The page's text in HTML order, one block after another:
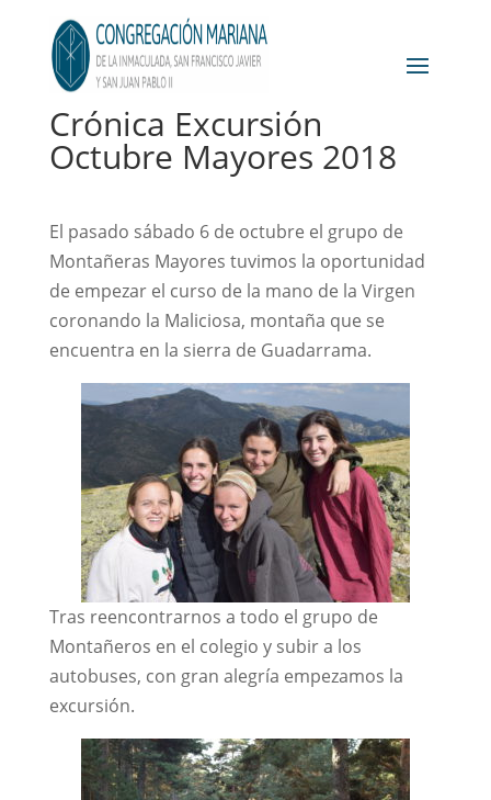
Crónica Excursión
Octubre Mayores 2018
El pasado sábado 6 de octubre el grupo de
Montañeras Mayores tuvimos la oportunidad
de empezar el curso de la mano de la Virgen
coronando la Maliciosa, montaña que se
encuentra en la sierra de Guadarrama.
Tras reencontrarnos a todo el grupo de
Montañeros en el colegio y subir a los
autobuses, con gran alegría empezamos la
excursión.